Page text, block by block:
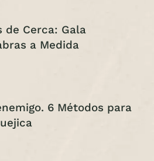
de Cerca: Gala
a Medida
6 Métodos para